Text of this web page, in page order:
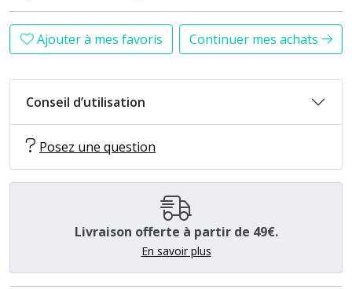
Ajouter à mes favoris Continuer mes achats
Conseil d’utilisation
Posez une question
Livraison offerte à partir de 49€.
En savoir plus